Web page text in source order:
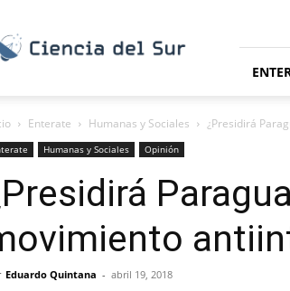
Enterate Humanas y Sociales ¿Presidirá
Humanas y Sociales Opinión
Eduardo Quintana - abril 19, 2018